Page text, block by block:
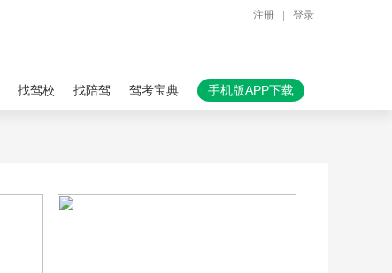
注册 登录
找驾校 找陪驾 驾考宝典 手机版APP下载